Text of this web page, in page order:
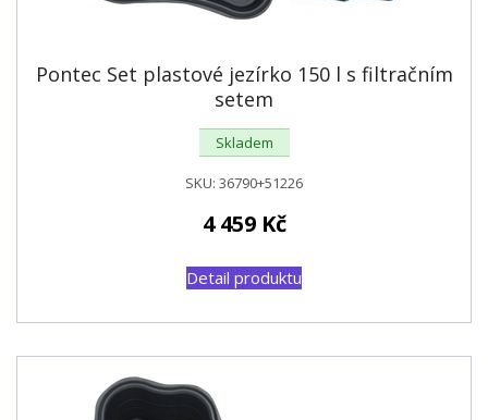
Pontec Set plastové jezírko 150 l s filtračním
setem
Skladem
SKU: 36790+51226
4 459 Kč
Detail produktu